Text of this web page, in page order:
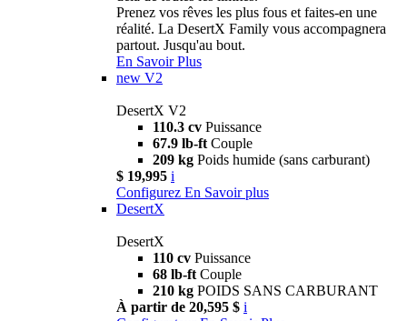
Prenez vos rêves les plus fous et faites-en une
réalité. La DesertX Family vous accompagnera
partout. Jusqu'au bout.
En Savoir Plus
new V2
DesertX V2
110.3 cv Puissance
67.9 lb-ft Couple
209 kg Poids humide (sans carburant)
$ 19,995 i
Configurez En Savoir plus
DesertX
DesertX
110 cv Puissance
68 lb-ft Couple
210 kg POIDS SANS CARBURANT
À partir de 20,595 $ i